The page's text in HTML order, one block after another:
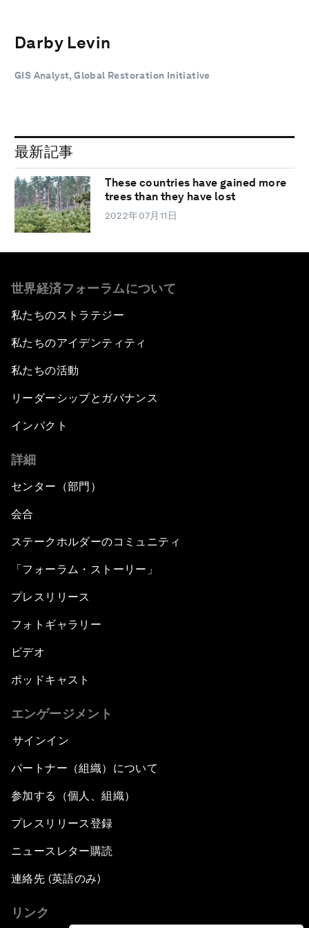
Darby Levin
GIS Analyst, Global Restoration Initiative
最新記事
These countries have gained more
trees than they have lost
2022年07月11日
世界経済フォーラムについて
私たちのストラテジー
私たちのアイデンティティ
私たちの活動
リーダーシップとガバナンス
インパクト
詳細
センター（部門）
会合
ステークホルダーのコミュニティ
「フォーラム・ストーリー」
プレスリリース
フォトギャラリー
ビデオ
ポッドキャスト
エンゲージメント
サインイン
パートナー（組織）について
参加する（個人、組織）
プレスリリース登録
ニュースレター購読
連絡先 (英語のみ)
リンク